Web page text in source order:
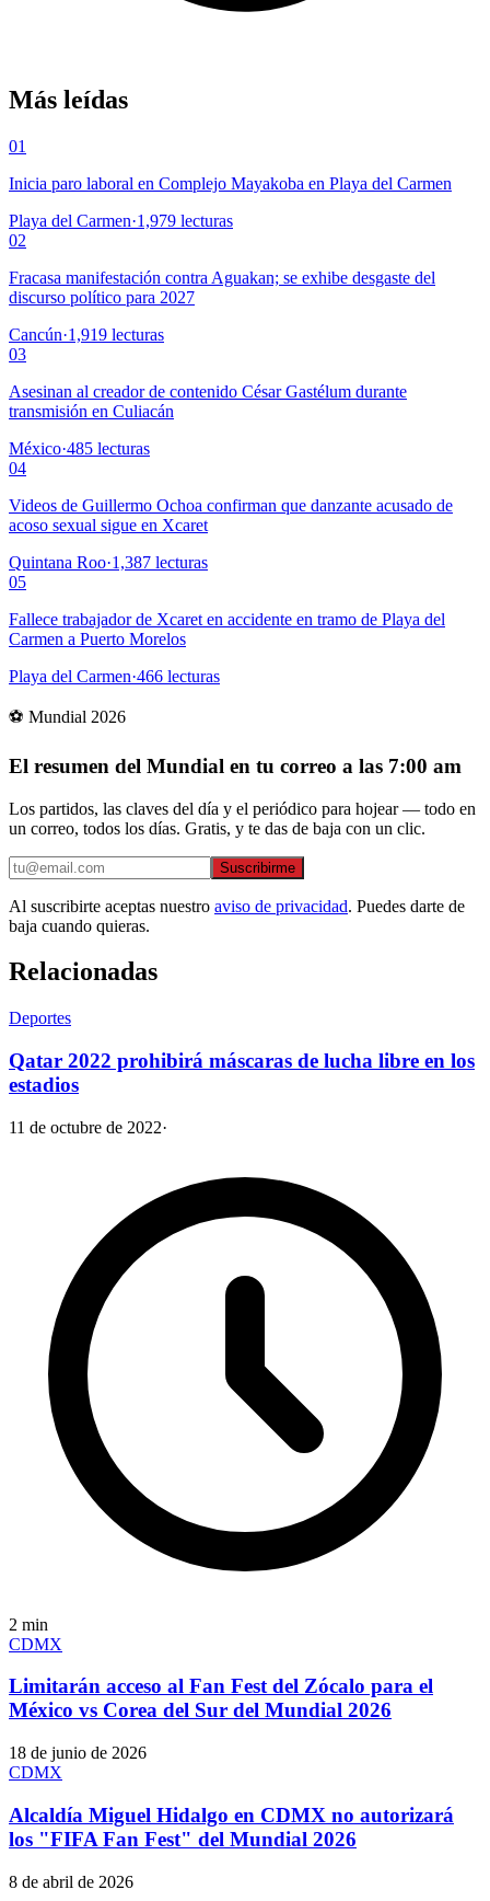
Más leídas
01
Inicia paro laboral en Complejo Mayakoba en Playa del Carmen
Playa del Carmen·1,979 lecturas
02
Fracasa manifestación contra Aguakan; se exhibe desgaste del
discurso político para 2027
Cancún·1,919 lecturas
03
Asesinan al creador de contenido César Gastélum durante
transmisión en Culiacán
México·485 lecturas
04
Videos de Guillermo Ochoa confirman que danzante acusado de
acoso sexual sigue en Xcaret
Quintana Roo·1,387 lecturas
05
Fallece trabajador de Xcaret en accidente en tramo de Playa del
Carmen a Puerto Morelos
Playa del Carmen·466 lecturas
⚽ Mundial 2026
El resumen del Mundial en tu correo a las 7:00 am
Los partidos, las claves del día y el periódico para hojear — todo en
un correo, todos los días. Gratis, y te das de baja con un clic.
Suscribirme
Al suscribirte aceptas nuestro aviso de privacidad. Puedes darte de
baja cuando quieras.
Relacionadas
Deportes
Qatar 2022 prohibirá máscaras de lucha libre en los
estadios
11 de octubre de 2022·
2 min
CDMX
Limitarán acceso al Fan Fest del Zócalo para el
México vs Corea del Sur del Mundial 2026
18 de junio de 2026
CDMX
Alcaldía Miguel Hidalgo en CDMX no autorizará
los "FIFA Fan Fest" del Mundial 2026
8 de abril de 2026